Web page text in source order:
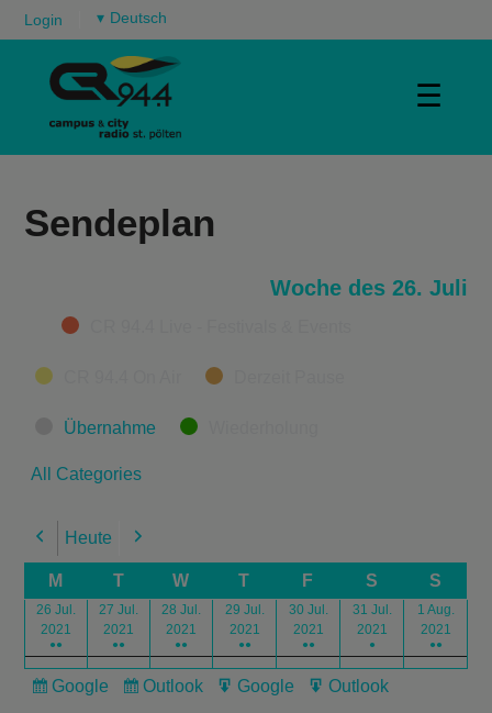
Login ▾
☰
Sendeplan
Woche des 26. Juli
Categories
Übernahme
All Categories
Previous
Heute Next
M T W T F S S
26 Jul.
2021
●●
27 Jul.
2021
●●
28 Jul.
2021
●●
29 Jul.
2021
●●
30 Jul.
2021
●●
31 Jul.
2021
●
1 Aug.
2021
●●
Subscribe
Google
Subscribe
Outlook
Export
Google
Export
Outlook